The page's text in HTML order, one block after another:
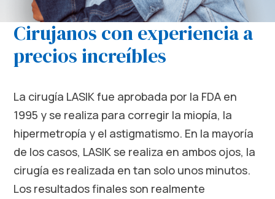
Cirujanos con experiencia a
precios increíbles
La cirugía LASIK fue aprobada por la FDA en
1995 y se realiza para corregir la miopía, la
hipermetropía y el astigmatismo. En la mayoría
de los casos, LASIK se realiza en ambos ojos, la
cirugía es realizada en tan solo unos minutos.
Los resultados finales son realmente